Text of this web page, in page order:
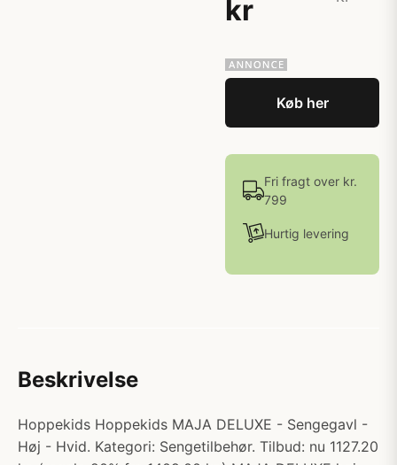
kr
Køb her
Fri fragt over kr.
799
Hurtig levering
Beskrivelse
Hoppekids Hoppekids MAJA DELUXE - Sengegavl -
Høj - Hvid. Kategori: Sengetilbehør. Tilbud: nu 1127.20